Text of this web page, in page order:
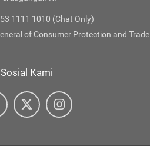
1111 1010 (Chat Only)
of Consumer Protection and Trade
Kami